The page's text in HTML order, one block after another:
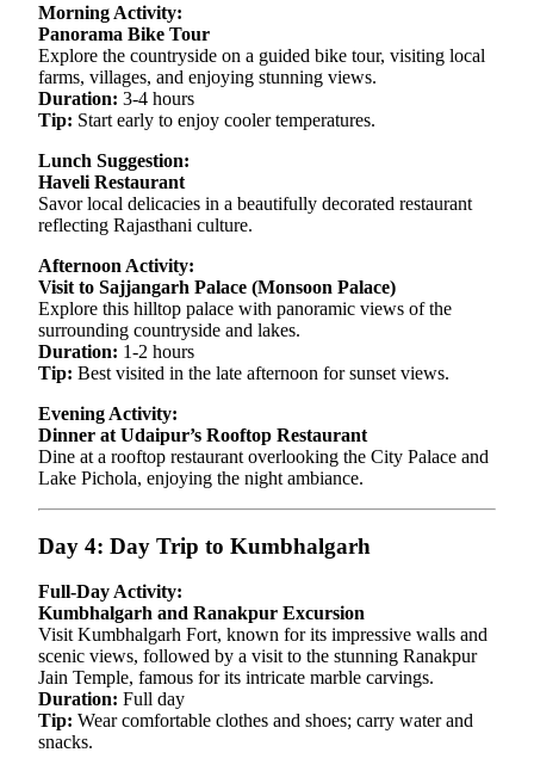
Morning Activity:
Panorama Bike Tour
Explore the countryside on a guided bike tour, visiting local
farms, villages, and enjoying stunning views.
Duration: 3-4 hours
Tip: Start early to enjoy cooler temperatures.
Lunch Suggestion:
Haveli Restaurant
Savor local delicacies in a beautifully decorated restaurant
reflecting Rajasthani culture.
Afternoon Activity:
Visit to Sajjangarh Palace (Monsoon Palace)
Explore this hilltop palace with panoramic views of the
surrounding countryside and lakes.
Duration: 1-2 hours
Tip: Best visited in the late afternoon for sunset views.
Evening Activity:
Dinner at Udaipur’s Rooftop Restaurant
Dine at a rooftop restaurant overlooking the City Palace and
Lake Pichola, enjoying the night ambiance.
Day 4: Day Trip to Kumbhalgarh
Full-Day Activity:
Kumbhalgarh and Ranakpur Excursion
Visit Kumbhalgarh Fort, known for its impressive walls and
scenic views, followed by a visit to the stunning Ranakpur
Jain Temple, famous for its intricate marble carvings.
Duration: Full day
Tip: Wear comfortable clothes and shoes; carry water and
snacks.